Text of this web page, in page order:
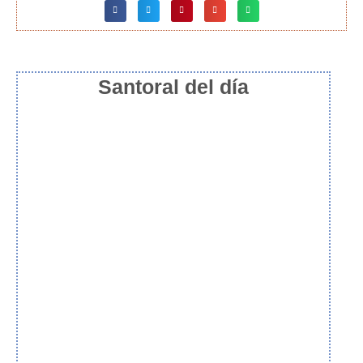
Santoral del día